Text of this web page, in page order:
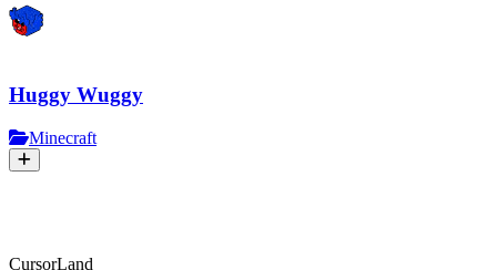
Huggy Wuggy
Minecraft
CursorLand